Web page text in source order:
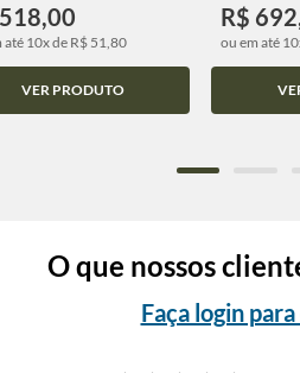
até 10x de R$ 51,80
VER PRODUTO
R$
ou em até
O que nossos
Faça login